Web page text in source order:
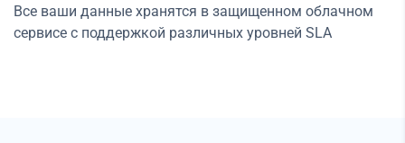
Все ваши данные хранятся в защищенном облачном
сервисе с поддержкой различных уровней SLA